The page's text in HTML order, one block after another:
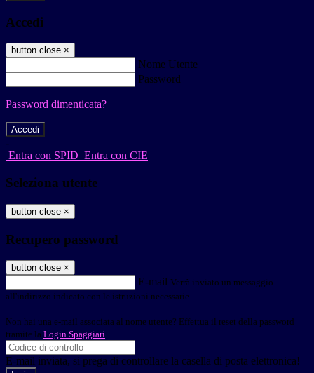
Accedi
button close ×
Nome Utente
Password
Password dimenticata?
-
Entra con SPID Entra con CIE
Seleziona utente
button close ×
Recupero password
button close ×
E-mail Verrà inviato un messaggio
all'indirizzo indicato con le istruzioni necessarie.
Non hai una e-mail associata al nome utente? Effettua il reset della password
tramite la Login Spaggiari
E-mail inviata, si prega di controllare la casella di posta elettronica!